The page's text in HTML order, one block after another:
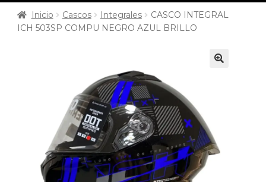
Inicio Cascos Integrales
CASCO INTEGRAL
ICH 503SP COMPU NEGRO AZUL BRILLO